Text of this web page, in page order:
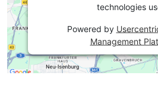
technologies
Powered by
Management